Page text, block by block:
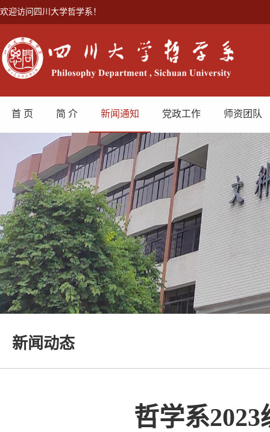
欢迎访问四川大学哲学系！
首 页 简 介 新闻通知 党政工作 师资团队
新闻动态
哲学系